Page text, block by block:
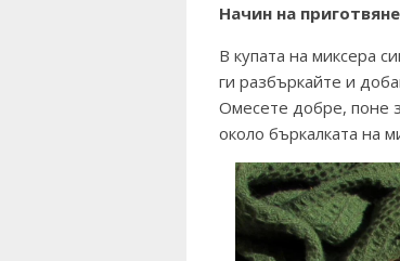
Начин на
В купата на миксера
ги разбъркайте и
Омесете добре, поне
около бъркалката на